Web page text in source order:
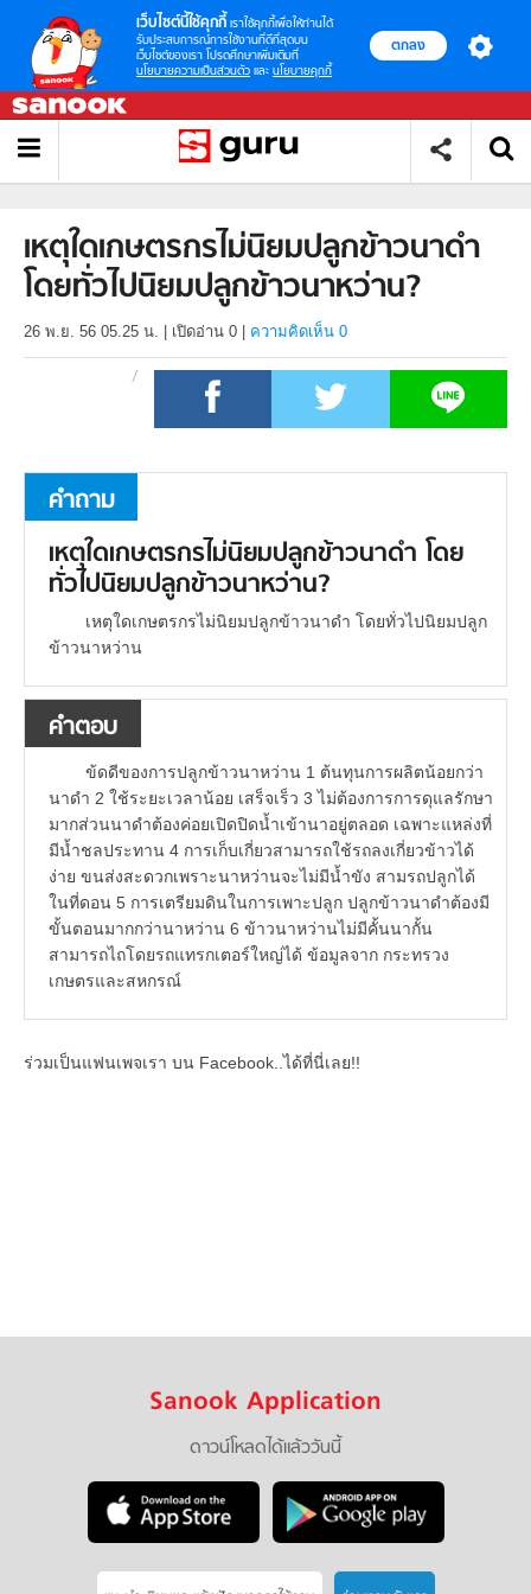
เว็บไซต์นี้ใช้คุกกี้ เราใช้คุกกี้เพื่อให้ท่านได้
รับประสบการณ์การใช้งานที่ดีที่สุดบน
เว็บไซต์ของเรา โปรดศึกษาเพิ่มเติมที่
นโยบายความเป็นส่วนตัว และ นโยบายคุกกี้
ตกลง
เหตุใดเกษตรกรไม่นิยมปลูกข้าวนาดำ
โดยทั่วไปนิยมปลูกข้าวนาหว่าน?
26 พ.ย. 56 05.25 น. เปิดอ่าน 0 ความคิดเห็น 0
คำถาม
เหตุใดเกษตรกรไม่นิยมปลูกข้าวนาดำ โดย
ทั่วไปนิยมปลูกข้าวนาหว่าน?
เหตุใดเกษตรกรไม่นิยมปลูกข้าวนาดำ โดยทั่วไปนิยมปลูก
ข้าวนาหว่าน
คำตอบ
ข้ดดีของการปลูกข้าวนาหว่าน 1 ต้นทุนการผลิตน้อยกว่า
นาดำ 2 ใช้ระยะเวลาน้อย เสร็จเร็ว 3 ไม่ต้องการการดุแลรักษา
มากส่วนนาดำต้องค่อยเปิดปิดน้ำเข้านาอยู่ตลอด เฉพาะแหล่งที่
มีน้ำชลประทาน 4 การเก็บเกี่ยวสามารถใช้รถลงเกี่ยวข้าวได้
ง่าย ขนส่งสะดวกเพราะนาหว่านจะไม่มีน้ำขัง สามรถปลูกได้
ในที่ดอน 5 การเตรียมดินในการเพาะปลูก ปลูกข้าวนาดำต้องมี
ขั้นตอนมากกว่านาหว่าน 6 ข้าวนาหว่านไม่มีคั้นนากั้น
สามารถไถโดยรถแทรกเตอร์ใหญ่ได้ ข้อมูลจาก กระทรวง
เกษตรและสหกรณ์
ร่วมเป็นแฟนเพจเรา บน Facebook..ได้ที่นี่เลย!!
Sanook Application
ดาวน์โหลดได้แล้ววันนี้